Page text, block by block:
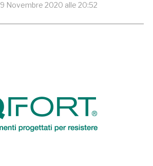
9 Novembre 2020 alle 20:52